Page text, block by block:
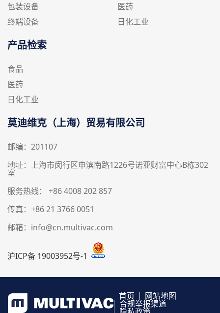
包装设备
终端设备
医药
日化工业
产品检索
食品
医药
日化工业
莫迪维克（上海）贸易有限公司
邮编：201107
地址：上海市闵行区申滨南路1226号诺亚财富中心B栋302
室
服务热线： +86 4008 202 857
传真：+86 21 3766 0051
邮箱：info@cn.multivac.com
沪ICP备 19003952号-1
首页 网站地图
合规举报渠道